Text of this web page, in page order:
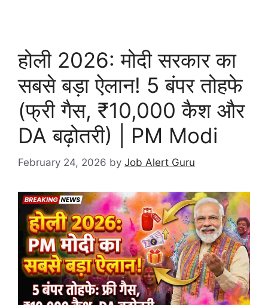
होली 2026: मोदी सरकार का
सबसे बड़ा ऐलान! 5 बंपर तोहफे
(फ्री गैस, ₹10,000 कैश और
DA बढ़ोतरी) | PM Modi
February 24, 2026 by Job Alert Guru